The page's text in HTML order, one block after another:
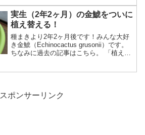
る撮影。フェロカクタスっぽいやつ。お
なじくマミラリ...
実生（2年2ヶ月）の金鯱をついに
植え替える！
種まきより2年2ヶ月後です！みんな大好
き金鯱（Echinocactus grusonii）です。
ちなみに過去の記事はこちら。 「植え替
スポンサーリンク